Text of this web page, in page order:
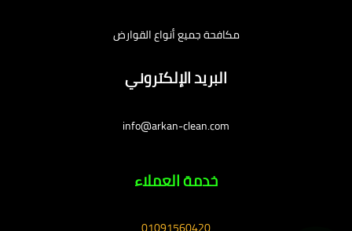
مكافحة جميع أنواع القوارض
البريد الإلكتروني
info@arkan-clean.com
خدمة العملاء